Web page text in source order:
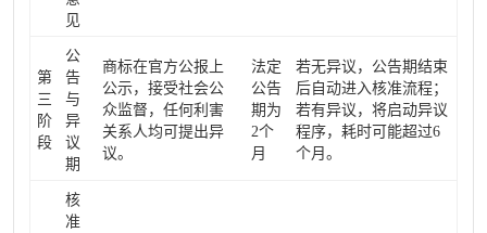
见
第
三
阶
段
公
告
与
异
议
期
商标在官方公报上
公示，接受社会公
众监督，任何利害
关系人均可提出异
议。
法定
公告
期为
2个
月
若无异议，公告期结束
后自动进入核准流程；
若有异议，将启动异议
程序，耗时可能超过6
个月。
核
准